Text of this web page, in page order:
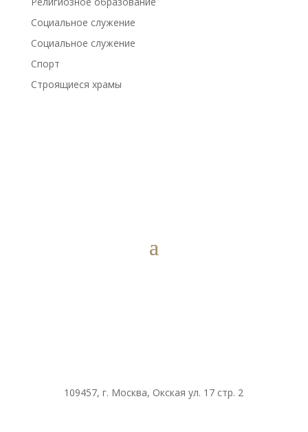
Социальное служение
Социальное служение
Спорт
Строящиеся храмы
109457, г. Москва, Окская ул. 17 стр. 2